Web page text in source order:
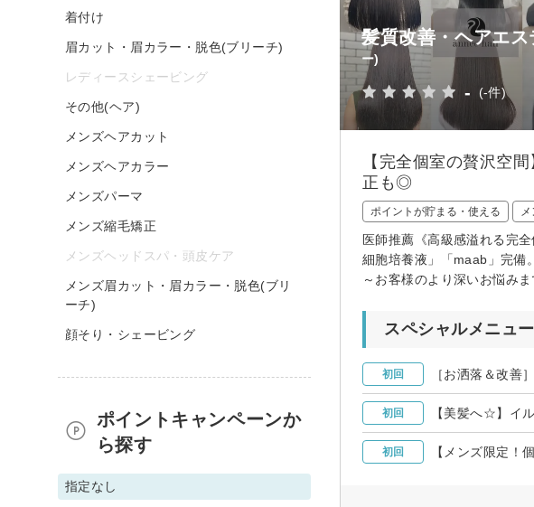
髪質改善・ヘアエ
ー)
- (-件)
【完全個室の贅沢空
正も◎
ポイントが貯まる・使える
医師推薦《高級感溢れる完
細胞培養液」「maab」完備
～お客様のより深いお悩み
スペシャルメニュー
初回 ［お洒落＆改善
初回 【美髪へ☆】イ
初回 【メンズ限定！
着付け
眉カット・眉カラー・脱色(ブリーチ)
レディースシェービング
その他(ヘア)
メンズヘアカット
メンズヘアカラー
メンズパーマ
メンズ縮毛矯正
メンズヘッドスパ・頭皮ケア
メンズ眉カット・眉カラー・脱色(ブリ
ーチ)
顔そり・シェービング
ポイントキャンペーンか
ら探す
指定なし